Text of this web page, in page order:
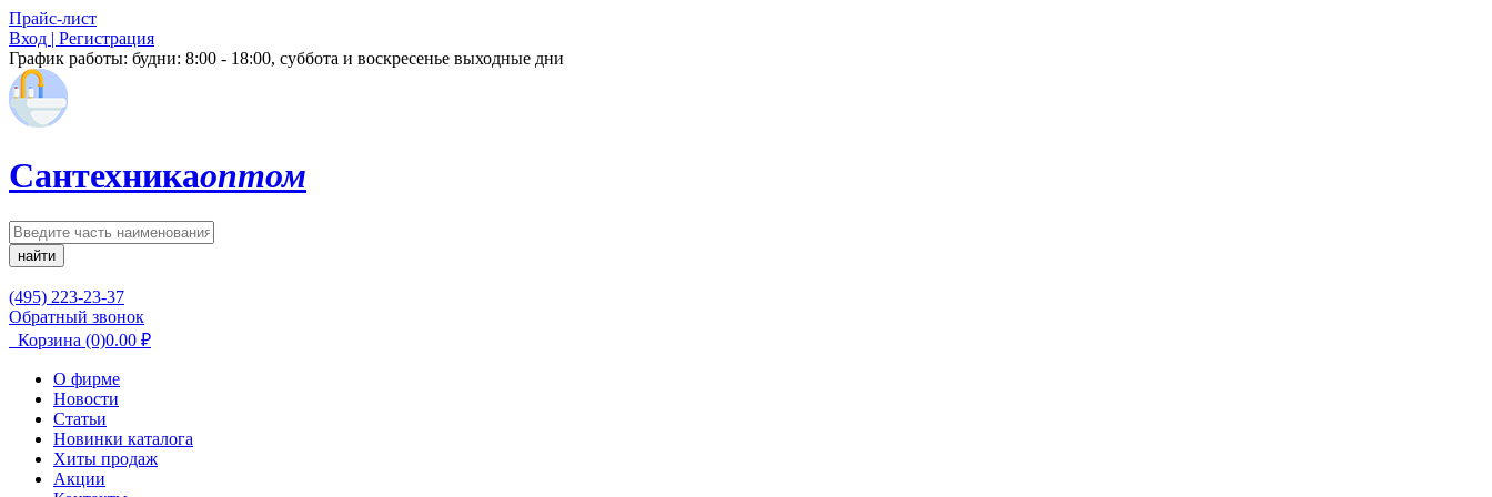
Прайс-лист
Вход | Регистрация
График работы: будни: 8:00 - 18:00, суббота и воскресенье выходные дни
Сантехникаоптом
найти
(495) 223-23-37
Обратный звонок
Корзина (0)0.00 ₽
О фирме
Новости
Статьи
Новинки каталога
Хиты продаж
Акции